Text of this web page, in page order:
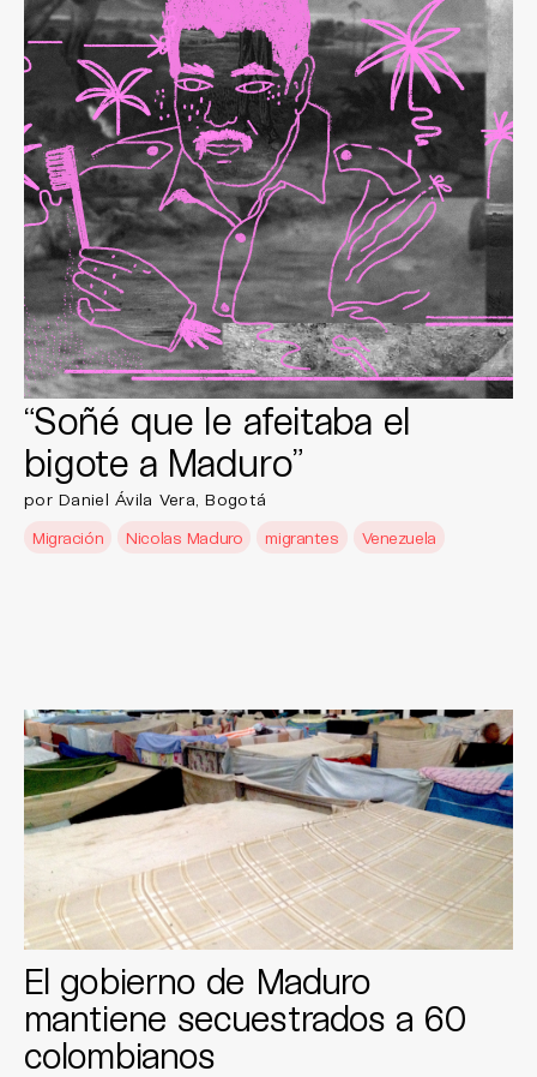
“Soñé que le afeitaba el
bigote a Maduro”
por Daniel Ávila Vera, Bogotá
Migración
Nicolas Maduro migrantes Venezuela
El gobierno de Maduro
mantiene secuestrados a 60
colombianos